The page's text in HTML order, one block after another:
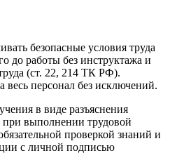
безопасные условия труда
до работы без инструктажа и
(ст. 22, 214 ТК РФ).
весь персонал без исключений.
в виде разъяснения
выполнении трудовой
проверкой знаний и
с личной подписью